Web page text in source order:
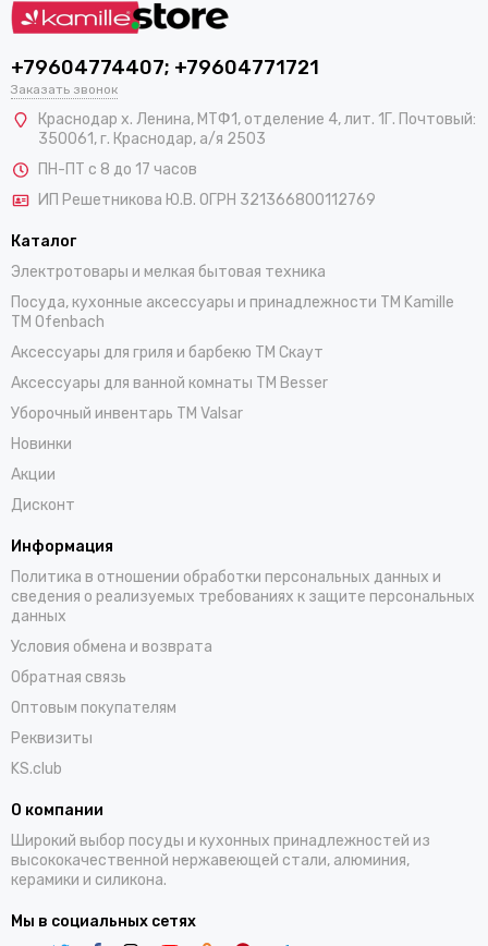
+79604774407; +79604771721
Заказать звонок
Краснодар х. Ленина, МТФ1, отделение 4, лит. 1Г. Почтовый:
350061, г. Краснодар, а/я 2503
ПН-ПТ с 8 до 17 часов
ИП Решетникова Ю.В. ОГРН 321366800112769
Каталог
Электротовары и мелкая бытовая техника
Посуда, кухонные аксессуары и принадлежности TM Kamille
TM Ofenbach
Аксессуары для гриля и барбекю TM Скаут
Аксессуары для ванной комнаты TM Besser
Уборочный инвентарь TM Valsar
Новинки
Акции
Дисконт
Информация
Политика в отношении обработки персональных данных и
сведения о реализуемых требованиях к защите персональных
данных
Условия обмена и возврата
Обратная связь
Оптовым покупателям
Реквизиты
KS.club
О компании
Широкий выбор посуды и кухонных принадлежностей из
высококачественной нержавеющей стали, алюминия,
керамики и силикона.
Мы в социальных сетях